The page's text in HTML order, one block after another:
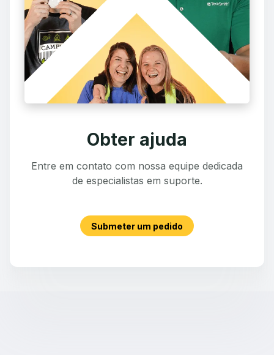
Obter ajuda
Entre em contato com nossa equipe dedicada
de especialistas em suporte.
Submeter um pedido